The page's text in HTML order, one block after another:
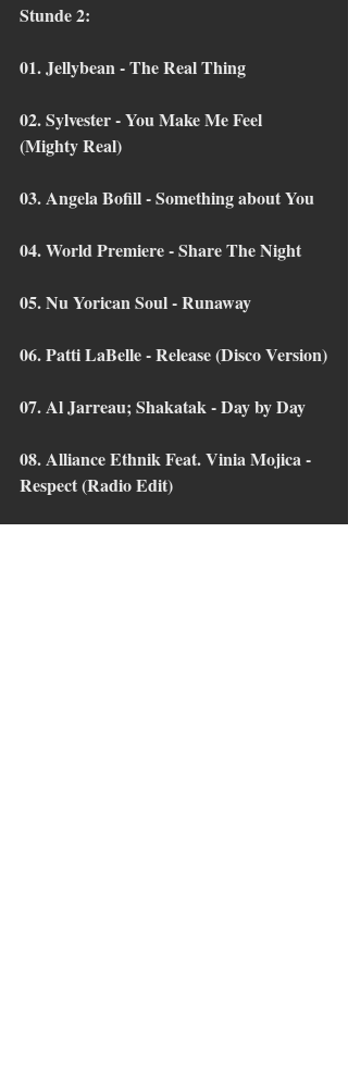
Stunde 2:
01. Jellybean - The Real Thing
02. Sylvester - You Make Me Feel
(Mighty Real)
03. Angela Bofill - Something about You
04. World Premiere - Share The Night
05. Nu Yorican Soul - Runaway
06. Patti LaBelle - Release (Disco Version)
07. Al Jarreau; Shakatak - Day by Day
08. Alliance Ethnik Feat. Vinia Mojica -
Respect (Radio Edit)